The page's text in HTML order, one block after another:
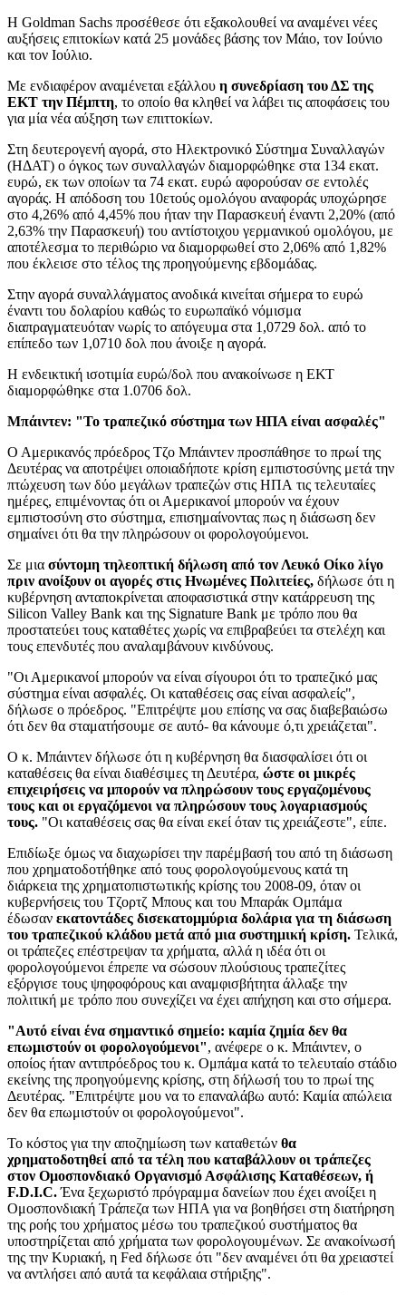
Η Goldman Sachs προσέθεσε ότι εξακολουθεί να αναμένει νέες
αυξήσεις επιτοκίων κατά 25 μονάδες βάσης τον Μάιο, τον Ιούνιο
και τον Ιούλιο.
Με ενδιαφέρον αναμένεται εξάλλου η συνεδρίαση του ΔΣ της
ΕΚΤ την Πέμπτη, το οποίο θα κληθεί να λάβει τις αποφάσεις του
για μία νέα αύξηση των επιττοκίων.
Στη δευτερογενή αγορά, στο Ηλεκτρονικό Σύστημα Συναλλαγών
(ΗΔΑΤ) ο όγκος των συναλλαγών διαμορφώθηκε στα 134 εκατ.
ευρώ, εκ των οποίων τα 74 εκατ. ευρώ αφορούσαν σε εντολές
αγοράς. Η απόδοση του 10ετούς ομολόγου αναφοράς υποχώρησε
στο 4,26% από 4,45% που ήταν την Παρασκευή έναντι 2,20% (από
2,63% την Παρασκευή) του αντίστοιχου γερμανικού ομολόγου, με
αποτέλεσμα το περιθώριο να διαμορφωθεί στο 2,06% από 1,82%
που έκλεισε στο τέλος της προηγούμενης εβδομάδας.
Στην αγορά συναλλάγματος ανοδικά κινείται σήμερα το ευρώ
έναντι του δολαρίου καθώς το ευρωπαϊκό νόμισμα
διαπραγματευόταν νωρίς το απόγευμα στα 1,0729 δολ. από το
επίπεδο των 1,0710 δολ που άνοιξε η αγορά.
Η ενδεικτική ισοτιμία ευρώ/δολ που ανακοίνωσε η ΕΚΤ
διαμορφώθηκε στα 1.0706 δολ.
Μπάιντεν: "Το τραπεζικό σύστημα των ΗΠΑ είναι ασφαλές"
Ο Αμερικανός πρόεδρος Τζο Μπάιντεν προσπάθησε το πρωί της
Δευτέρας να αποτρέψει οποιαδήποτε κρίση εμπιστοσύνης μετά την
πτώχευση των δύο μεγάλων τραπεζών στις ΗΠΑ τις τελευταίες
ημέρες, επιμένοντας ότι οι Αμερικανοί μπορούν να έχουν
εμπιστοσύνη στο σύστημα, επισημαίνοντας πως η διάσωση δεν
σημαίνει ότι θα την πληρώσουν οι φορολογούμενοι.
Σε μια σύντομη τηλεοπτική δήλωση από τον Λευκό Οίκο λίγο
πριν ανοίξουν οι αγορές στις Ηνωμένες Πολιτείες, δήλωσε ότι η
κυβέρνηση ανταποκρίνεται αποφασιστικά στην κατάρρευση της
Silicon Valley Bank και της Signature Bank με τρόπο που θα
προστατεύει τους καταθέτες χωρίς να επιβραβεύει τα στελέχη και
τους επενδυτές που αναλαμβάνουν κινδύνους.
"Οι Αμερικανοί μπορούν να είναι σίγουροι ότι το τραπεζικό μας
σύστημα είναι ασφαλές. Οι καταθέσεις σας είναι ασφαλείς",
δήλωσε ο πρόεδρος. "Επιτρέψτε μου επίσης να σας διαβεβαιώσω
ότι δεν θα σταματήσουμε σε αυτό- θα κάνουμε ό,τι χρειάζεται".
Ο κ. Μπάιντεν δήλωσε ότι η κυβέρνηση θα διασφαλίσει ότι οι
καταθέσεις θα είναι διαθέσιμες τη Δευτέρα, ώστε οι μικρές
επιχειρήσεις να μπορούν να πληρώσουν τους εργαζομένους
τους και οι εργαζόμενοι να πληρώσουν τους λογαριασμούς
τους. "Οι καταθέσεις σας θα είναι εκεί όταν τις χρειάζεστε", είπε.
Επιδίωξε όμως να διαχωρίσει την παρέμβασή του από τη διάσωση
που χρηματοδοτήθηκε από τους φορολογούμενους κατά τη
διάρκεια της χρηματοπιστωτικής κρίσης του 2008-09, όταν οι
κυβερνήσεις του Τζορτζ Μπους και του Μπαράκ Ομπάμα
έδωσαν εκατοντάδες δισεκατομμύρια δολάρια για τη διάσωση
του τραπεζικού κλάδου μετά από μια συστημική κρίση. Τελικά,
οι τράπεζες επέστρεψαν τα χρήματα, αλλά η ιδέα ότι οι
φορολογούμενοι έπρεπε να σώσουν πλούσιους τραπεζίτες
εξόργισε τους ψηφοφόρους και αναμφισβήτητα άλλαξε την
πολιτική με τρόπο που συνεχίζει να έχει απήχηση και στο σήμερα.
"Αυτό είναι ένα σημαντικό σημείο: καμία ζημία δεν θα
επωμιστούν οι φορολογούμενοι", ανέφερε ο κ. Μπάιντεν, ο
οποίος ήταν αντιπρόεδρος του κ. Ομπάμα κατά το τελευταίο στάδιο
εκείνης της προηγούμενης κρίσης, στη δήλωσή του το πρωί της
Δευτέρας. "Επιτρέψτε μου να το επαναλάβω αυτό: Καμία απώλεια
δεν θα επωμιστούν οι φορολογούμενοι".
Το κόστος για την αποζημίωση των καταθετών θα
χρηματοδοτηθεί από τα τέλη που καταβάλλουν οι τράπεζες
στον Ομοσπονδιακό Οργανισμό Ασφάλισης Καταθέσεων, ή
F.D.I.C.Ένα ξεχωριστό πρόγραμμα δανείων που έχει ανοίξει η
Ομοσπονδιακή Τράπεζα των ΗΠΑ για να βοηθήσει στη διατήρηση
της ροής του χρήματος μέσω του τραπεζικού συστήματος θα
υποστηρίζεται από χρήματα των φορολογουμένων. Σε ανακοίνωσή
της την Κυριακή, η Fed δήλωσε ότι "δεν αναμένει ότι θα χρειαστεί
να αντλήσει από αυτά τα κεφάλαια στήριξης".